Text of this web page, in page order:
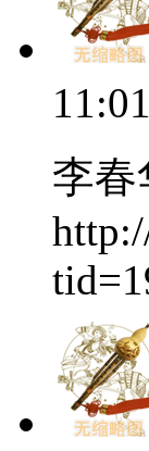
李春